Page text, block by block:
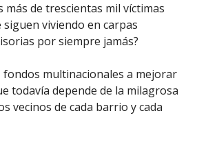
más de trescientas mil víctimas
viviendo en carpas
por siempre jamás?
fondos multinacionales a mejorar
todavía depende de la milagrosa
vecinos de cada barrio y cada